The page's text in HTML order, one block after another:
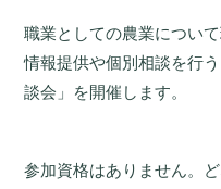
職業としての農業につい
情報提供や個別相談を行
談会」を開催します。
参加資格はありません。